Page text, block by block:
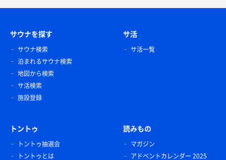
サウナを探す
サウナ検索
泊まれるサウナ検索
地図から検索
サ活検索
施設登録
サ活
サ活一覧
トントゥ
トントゥ抽選会
トントゥとは
読みもの
マガジン
アドベントカレンダー 2025